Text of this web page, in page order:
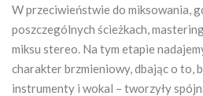
W przeciwieństwie do miksowania,
poszczególnych ścieżkach,
miksu stereo. Na tym etapie
charakter brzmieniowy, dbając o to,
instrumenty i wokal – tworzyły